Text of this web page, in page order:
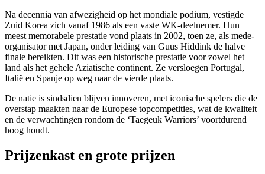
Na decennia van afwezigheid op het mondiale podium, vestigde
Zuid Korea zich vanaf 1986 als een vaste WK-deelnemer. Hun
meest memorabele prestatie vond plaats in 2002, toen ze, als mede-
organisator met Japan, onder leiding van Guus Hiddink de halve
finale bereikten. Dit was een historische prestatie voor zowel het
land als het gehele Aziatische continent. Ze versloegen Portugal,
Italië en Spanje op weg naar de vierde plaats.
De natie is sindsdien blijven innoveren, met iconische spelers die de
overstap maakten naar de Europese topcompetities, wat de kwaliteit
en de verwachtingen rondom de ‘Taegeuk Warriors’ voortdurend
hoog houdt.
Prijzenkast en grote prijzen